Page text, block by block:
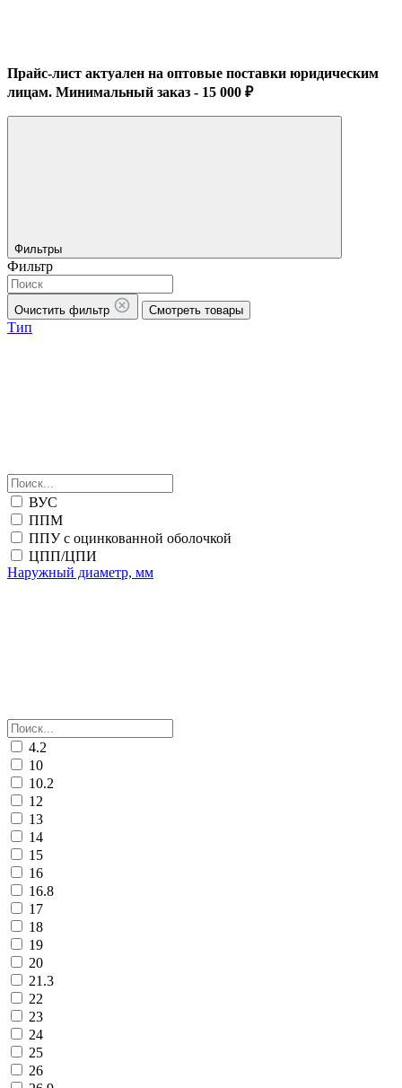
Прайс-лист актуален на оптовые поставки юридическим
лицам. Минимальный заказ - 15 000 ₽
Фильтры
Фильтр
Очистить фильтр Смотреть товары
Тип
ВУС
ППМ
ППУ с оцинкованной оболочкой
ЦПП/ЦПИ
Наружный диаметр, мм
4.2
10
10.2
12
13
14
15
16
16.8
17
18
19
20
21.3
22
23
24
25
26